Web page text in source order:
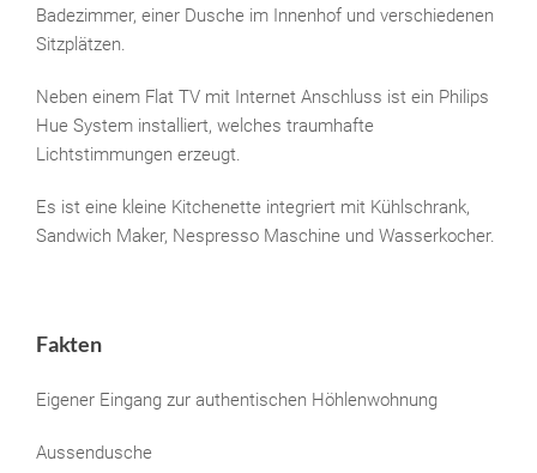
Badezimmer, einer Dusche im Innenhof und verschiedenen
Sitzplätzen.
Neben einem Flat TV mit Internet Anschluss ist ein Philips
Hue System installiert, welches traumhafte
Lichtstimmungen erzeugt.
Es ist eine kleine Kitchenette integriert mit Kühlschrank,
Sandwich Maker, Nespresso Maschine und Wasserkocher.
Fakten
Eigener Eingang zur authentischen Höhlenwohnung
Aussendusche